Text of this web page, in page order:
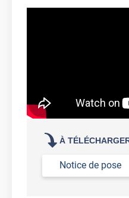
À
Notice de pose